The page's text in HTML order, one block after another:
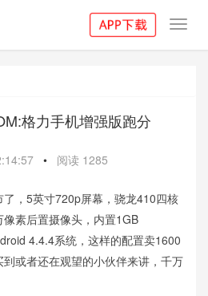
格力手机增强版跑分
• 阅读 1285
，5英寸720p屏幕，骁龙410四核
素后置摄像头，内置1GB
4.4.4系统，这样的配置卖1600
或者还在观望的小伙伴来讲，千万